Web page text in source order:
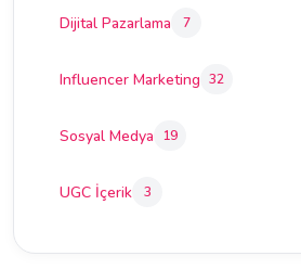
Dijital Pazarlama 7
Influencer Marketing 32
Sosyal Medya 19
UGC İçerik 3